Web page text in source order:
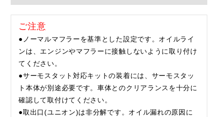
ご注意
●ノーマルマフラーを基準とした設定です。オイルライ
ンは、エンジンやマフラーに接触しないように取り付け
てください。
●サーモスタット対応キットの装着には、サーモスタッ
ト本体が別途必要です。車体とのクリアランスを十分に
確認して取付けてください。
●取出口(ユニオン)は非分解です。オイル漏れの原因に